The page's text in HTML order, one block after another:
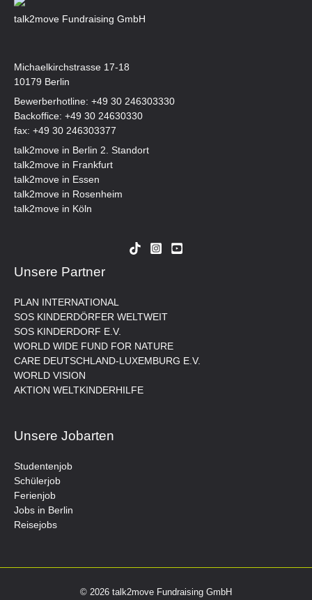
talk2move Fundraising GmbH
Michaelkirchstrasse 17-18
10179 Berlin
Bewerberhotline: +49 30 246303330
Backoffice: +49 30 24630330
fax: +49 30 246303377
talk2move in Berlin 2. Standort
talk2move in Frankfurt
talk2move in Essen
talk2move in Rosenheim
talk2move in Köln
Unsere Partner
PLAN INTERNATIONAL
SOS KINDERDÖRFER WELTWEIT
SOS KINDERDORF E.V.
WORLD WIDE FUND FOR NATURE
CARE DEUTSCHLAND-LUXEMBURG E.V.
WORLD VISION
AKTION WELTKINDERHILFE
Unsere Jobarten
Studentenjob
Schülerjob
Ferienjob
Jobs in Berlin
Reisejobs
© 2026 talk2move Fundraising GmbH